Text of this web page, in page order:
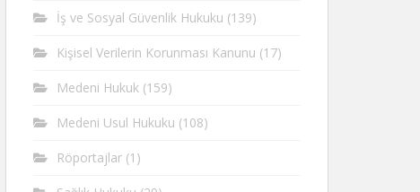
İş ve Sosyal Güvenlik Hukuku (139)
Kişisel Verilerin Korunması Kanunu (17)
Medeni Hukuk (159)
Medeni Usul Hukuku (108)
Röportajlar (1)